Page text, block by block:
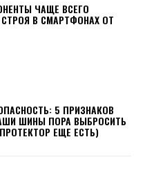
ЧАЩЕ ВСЕГО
В СМАРТФОНАХ ОТ
5 ПРИЗНАКОВ
ШИНЫ ПОРА ВЫБРОСИТЬ
ЕЩЕ ЕСТЬ)